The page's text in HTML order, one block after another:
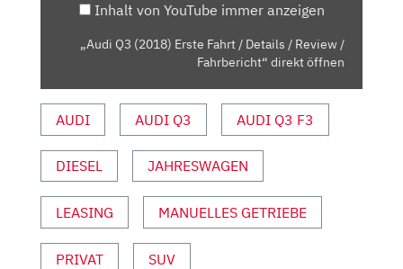
REVIEW
VON
YOUTUBE
Inhalt von YouTube immer anzeigen
„Audi Q3 (2018) Erste Fahrt / Details / Review /
Fahrbericht“ direkt öffnen
AUDI AUDI Q3 AUDI Q3 F3
DIESEL JAHRESWAGEN
LEASING MANUELLES GETRIEBE
PRIVAT SUV